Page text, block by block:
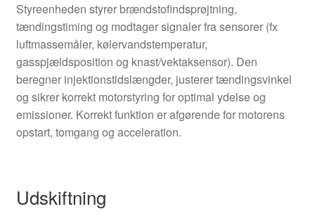
Styreenheden styrer brændstofindsprøjtning,
tændingstiming og modtager signaler fra sensorer (fx
luftmassemåler, kølervandstemperatur,
gasspjældsposition og knast/vektaksensor). Den
beregner injektionstidslængder, justerer tændingsvinkel
og sikrer korrekt motorstyring for optimal ydelse og
emissioner. Korrekt funktion er afgørende for motorens
opstart, tomgang og acceleration.
Udskiftning